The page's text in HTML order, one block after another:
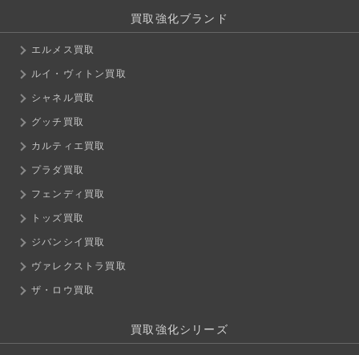
買取強化ブランド
エルメス買取
ルイ・ヴィトン買取
シャネル買取
グッチ買取
カルティエ買取
プラダ買取
フェンディ買取
トッズ買取
ジバンシイ買取
ヴァレクストラ買取
ザ・ロウ買取
買取強化シリーズ